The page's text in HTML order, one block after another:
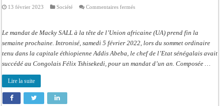
13 février 2023 Société Commentaires ferméssur
Africaine
:
Macky
Sall
est
la
Le mandat de Macky SALL à la tête de l’Union africaine (UA) prend fin la
semaine prochaine. Intronisé, samedi 5 février 2022, lors du sommet ordinaire
tenu dans la capitale éthiopienne Addis Abeba, le chef de l’Etat sénégalais avait
succédé au Congolais Félix Tshisekedi, pour un mandat d’un an. Composée …
Lire la suite